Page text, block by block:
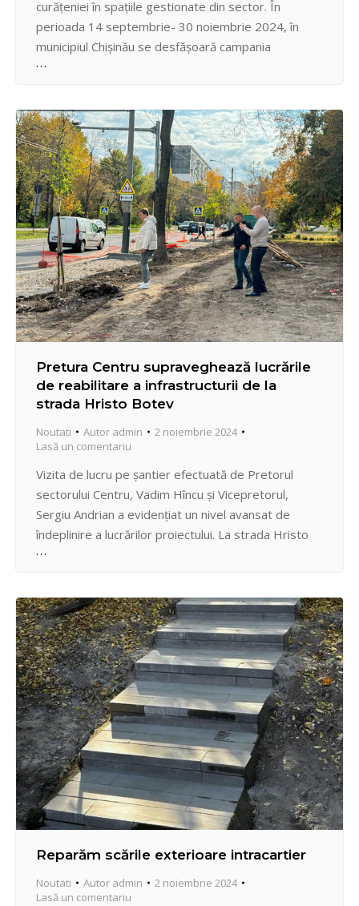
curățeniei în spațiile gestionate din sector. În
perioada 14 septembrie- 30 noiembrie 2024, în
municipiul Chișinău se desfășoară campania
”Curățenia generală de toamnă”. Timp în care, în
salubrizare, curățenie, amenajare și întreținere a
spațiilor publice, prin antrenarea sporită a
Întreprinderilor Municipale de…
Pretura Centru supraveghează lucrările
de reabilitare a infrastructurii de la
strada Hristo Botev
Noutati Autor admin
2 noiembrie 2024
Lasă un comentariu
Vizita de lucru pe șantier efectuată de Pretorul
sectorului Centru, Vadim Hîncu și Vicepretorul,
Sergiu Andrian a evidențiat un nivel avansat de
îndeplinire a lucrărilor proiectului. La strada Hristo
Botev se reconfigurează infrastructura. Pe artera
se lucrează pe porțiuni asupra refacerii trotuarului
pietonal, inclusiv…
Reparăm scările exterioare intracartier
Noutati Autor admin
2 noiembrie 2024
Lasă un comentariu